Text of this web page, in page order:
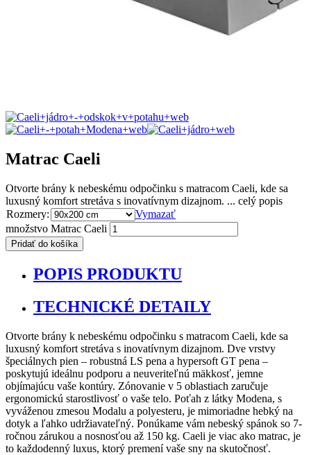
Matrac Caeli
Otvorte brány k nebeskému odpočinku s matracom Caeli, kde sa
luxusný komfort stretáva s inovatívnym dizajnom. ... celý popis
Rozmery:
Vymazať
množstvo Matrac Caeli
Pridať do košíka
POPIS PRODUKTU
TECHNICKÉ DETAILY
Otvorte brány k nebeskému odpočinku s matracom Caeli, kde sa
luxusný komfort stretáva s inovatívnym dizajnom. Dve vrstvy
špeciálnych pien – robustná LS pena a hypersoft GT pena –
poskytujú ideálnu podporu a neuveriteľnú mäkkosť, jemne
objímajúcu vaše kontúry. Zónovanie v 5 oblastiach zaručuje
ergonomickú starostlivosť o vaše telo. Poťah z látky Modena, s
vyváženou zmesou Modalu a polyesteru, je mimoriadne hebký na
dotyk a ľahko udržiavateľný. Ponúkame vám nebeský spánok so 7-
ročnou zárukou a nosnosťou až 150 kg. Caeli je viac ako matrac, je
to každodenný luxus, ktorý premení vaše sny na skutočnosť.